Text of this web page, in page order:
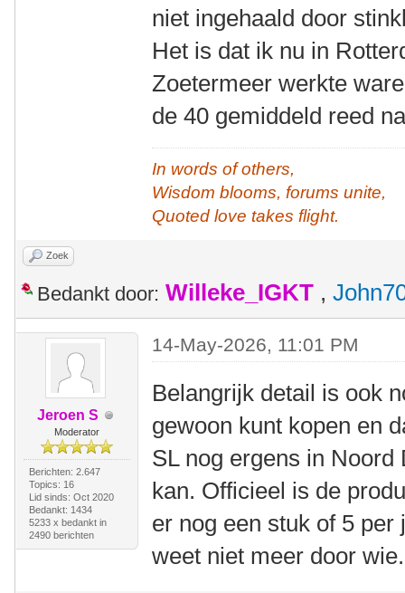
niet ingehaald door
Het is dat ik nu in
Zoetermeer werkte
de 40 gemiddeld reed
In words of others,
Wisdom blooms, forums unite,
Quoted love takes flight.
Zoek
Bedankt door: Willeke_IGKT ,
Jeroen S
Moderator
Berichten: 2.647
Topics: 16
Lid sinds: Oct 2020
Bedankt: 1434
5233 x bedankt in
2490 berichten
14-May-2026, 11:01 PM
Belangrijk detail is ook
gewoon kunt kopen en
SL nog ergens in
kan. Officieel is de
er nog een stuk of 5
weet niet meer door wie.